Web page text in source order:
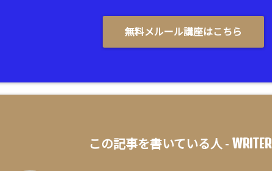
無料メルール講座はこちら
この記事を書いている人 - WRITER